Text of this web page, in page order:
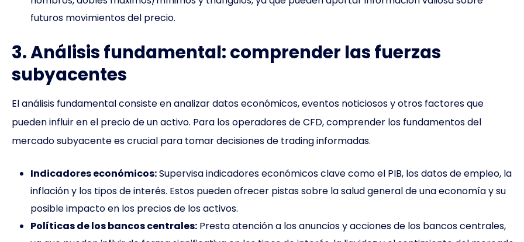
futuros movimientos del precio.
3. Análisis fundamental: comprender las fuerzas
subyacentes
El análisis fundamental consiste en analizar datos económicos, eventos noticiosos y otros factores que
pueden influir en el precio de un activo. Para los operadores de CFD, comprender los fundamentos del
mercado subyacente es crucial para tomar decisiones de trading informadas.
Indicadores económicos:Supervisa indicadores económicos clave como el PIB, los datos de empleo, la
inflación y los tipos de interés. Estos pueden ofrecer pistas sobre la salud general de una economía y su
posible impacto en los precios de los activos.
Políticas de los bancos centrales: Presta atención a los anuncios y acciones de los bancos centrales,